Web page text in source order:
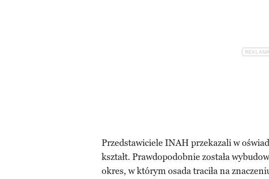
Przedstawiciele INAH przekazali w
kształt. Prawdopodobnie została
okres, w którym osada traciła na